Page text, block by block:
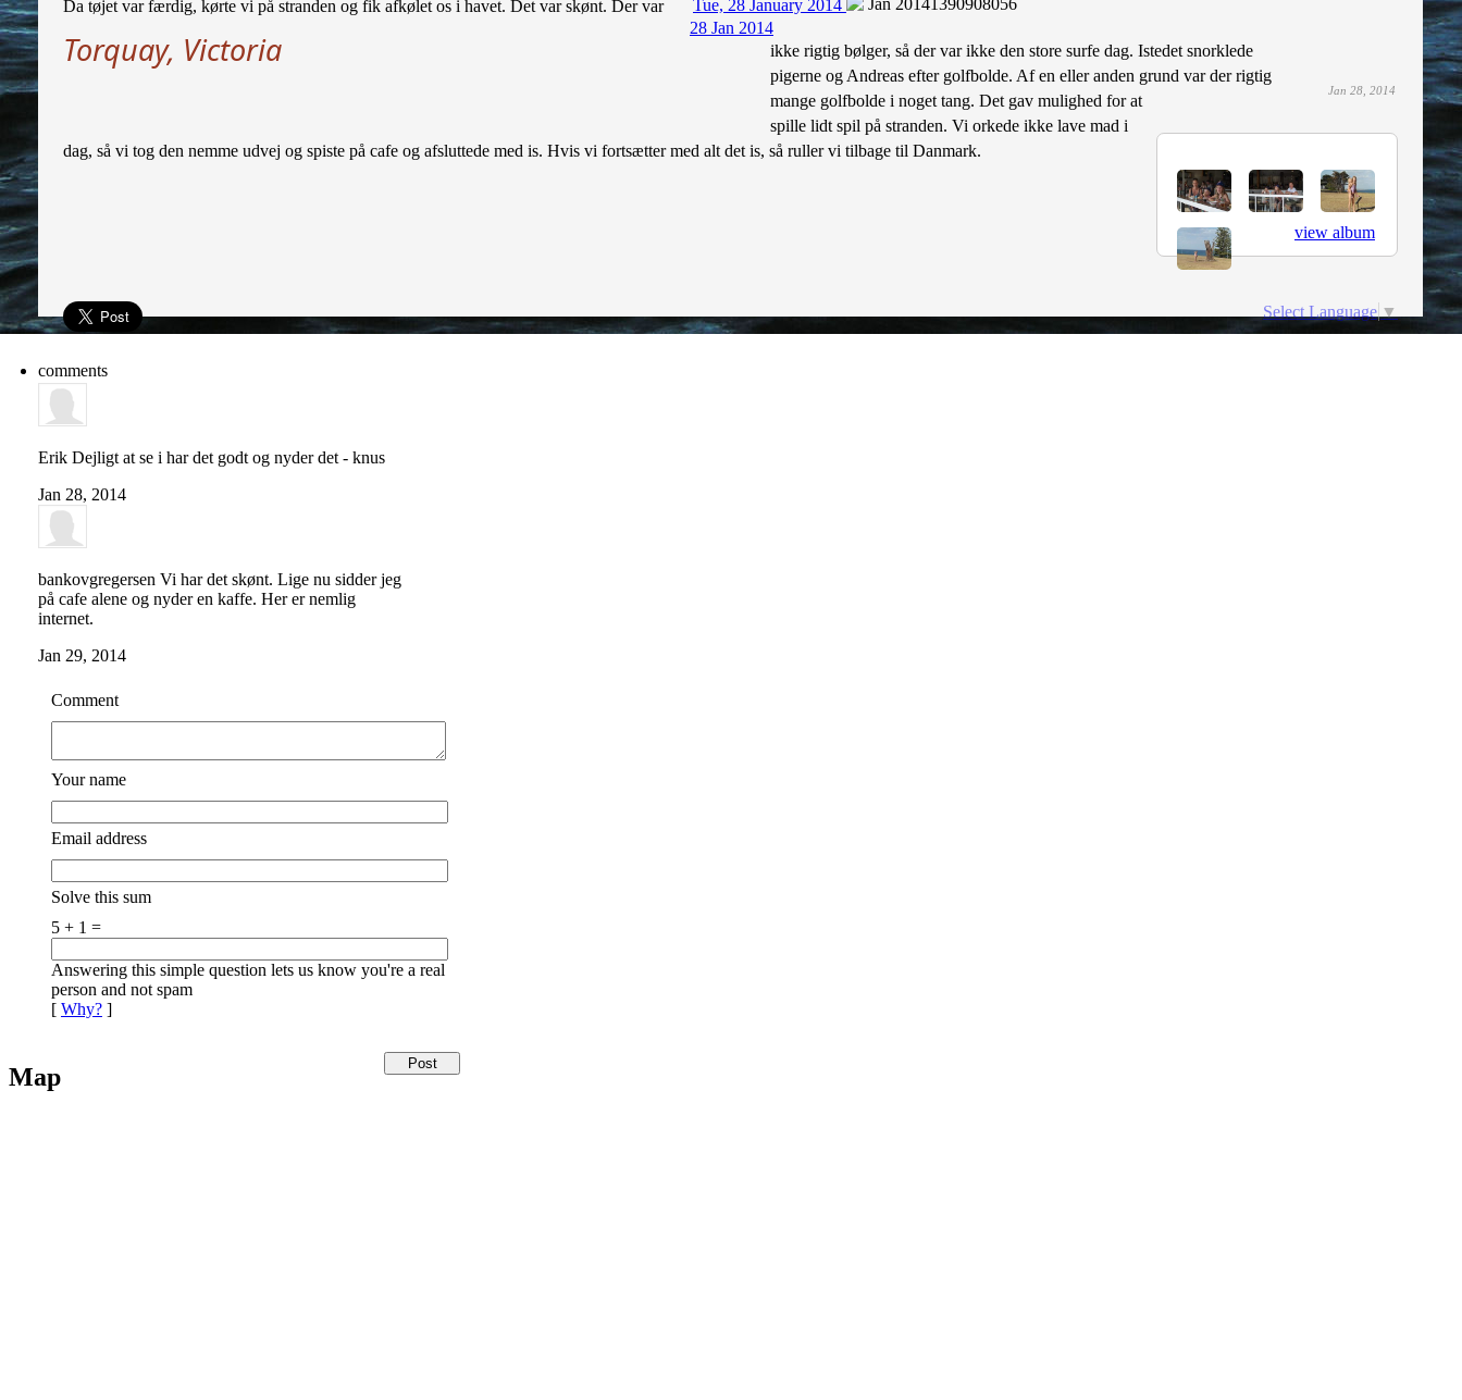
Tue, 28 January 2014
28 Jan 2014
Torquay, Victoria
Jan 28, 2014
view album
Da tøjet var færdig, kørte vi på stranden og fik afkølet os i havet. Det var skønt. Der var
ikke rigtig bølger, så der var ikke den store surfe dag. Istedet snorklede
pigerne og Andreas efter golfbolde. Af en eller anden grund var der rigtig
mange golfbolde i noget tang. Det gav mulighed for at
spille lidt spil på stranden. Vi orkede ikke lave mad i
dag, så vi tog den nemme udvej og spiste på cafe og afsluttede med is. Hvis vi fortsætter med alt det is, så ruller vi tilbage til Danmark.
Select Language ▼
comments
Erik Dejligt at se i har det godt og nyder det - knus
Jan 28, 2014
bankovgregersen Vi har det skønt. Lige nu sidder jeg
på cafe alene og nyder en kaffe. Her er nemlig
internet.
Jan 29, 2014
Comment
Your name
Email address
Solve this sum
5 + 1 =
Answering this simple question lets us know you're a real
person and not spam
[ Why? ]
Map